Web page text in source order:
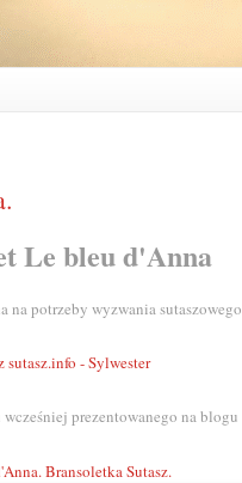
Le bleu d'Anna
na potrzeby wyzwania sutaszowego
sutasz.info - Sylwester
prezentowanego na blogu
Bransoletka Sutasz.